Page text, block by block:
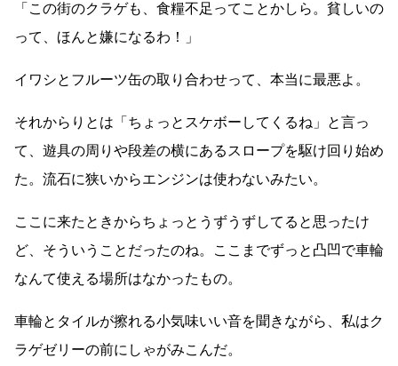
「この街のクラゲも、食糧不足ってことかしら。貧しいの
って、ほんと嫌になるわ！」
イワシとフルーツ缶の取り合わせって、本当に最悪よ。
それからりとは「ちょっとスケボーしてくるね」と言っ
て、遊具の周りや段差の横にあるスロープを駆け回り始め
た。流石に狭いからエンジンは使わないみたい。
ここに来たときからちょっとうずうずしてると思ったけ
ど、そういうことだったのね。ここまでずっと凸凹で車輪
なんて使える場所はなかったもの。
車輪とタイルが擦れる小気味いい音を聞きながら、私はク
ラゲゼリーの前にしゃがみこんだ。